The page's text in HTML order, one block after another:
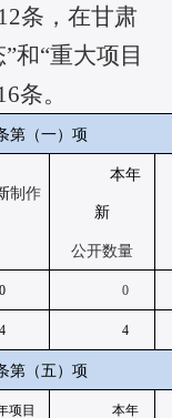
条，在甘肃
和“重大项目
条。
第（一）项
制作
本年
新
公开数量
0 0
4 4
第（五）项
项目 本年